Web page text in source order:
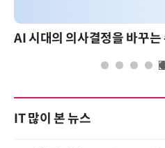
IT 많이 본 뉴스